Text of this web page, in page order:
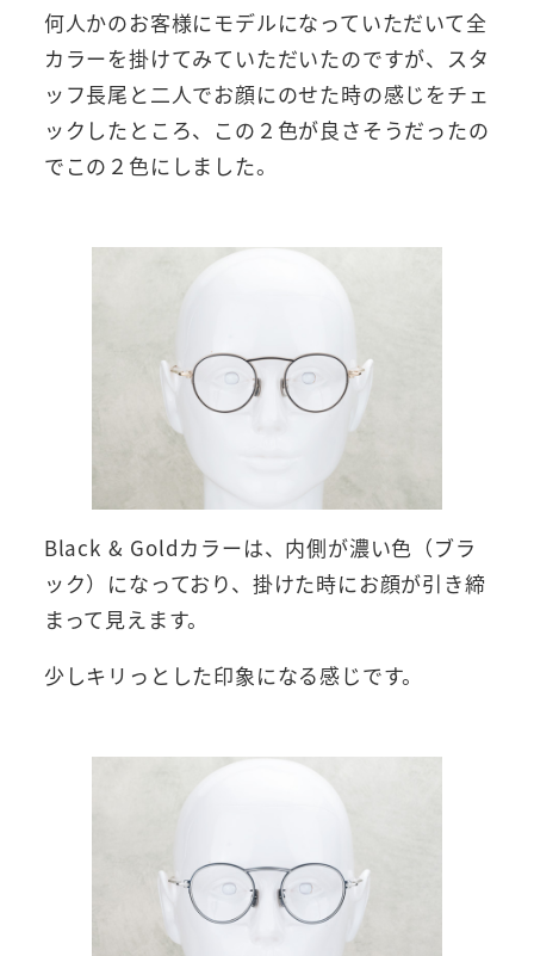
何人かのお客様にモデルになっていただいて全
カラーを掛けてみていただいたのですが、スタ
ッフ長尾と二人でお顔にのせた時の感じをチェ
ックしたところ、この２色が良さそうだったの
でこの２色にしました。
Black & Goldカラーは、内側が濃い色（ブラ
ック）になっており、掛けた時にお顔が引き締
まって見えます。
少しキリっとした印象になる感じです。